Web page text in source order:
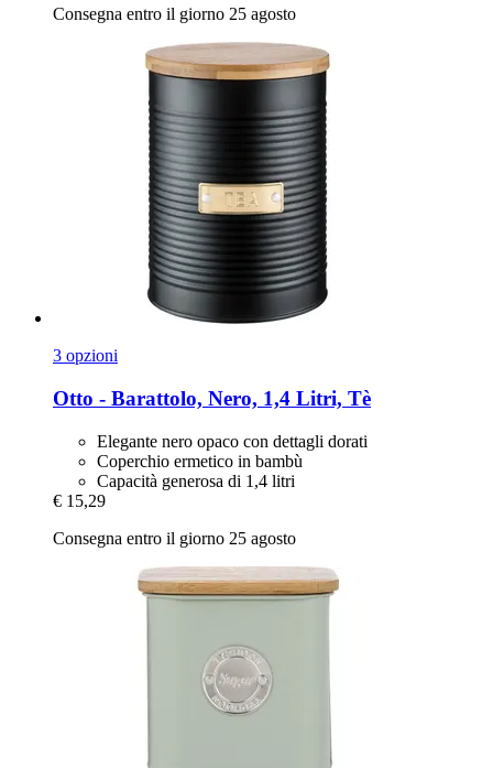
Consegna entro il giorno 25 agosto
3 opzioni
Otto -​ Barattolo, Nero, 1,4 Litri, Tè
Elegante nero opaco con dettagli dorati
Coperchio ermetico in bambù
Capacità generosa di 1,4 litri
€ 15,29
Consegna entro il giorno 25 agosto